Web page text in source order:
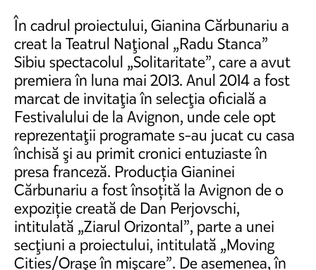
În cadrul proiectului, Gianina Cărbunariu a
creat la Teatrul Naţional „Radu Stanca”
Sibiu spectacolul „Solitaritate”, care a avut
premiera în luna mai 2013. Anul 2014 a fost
marcat de invitaţia în selecţia oficială a
Festivalului de la Avignon, unde cele opt
reprezentaţii programate s-au jucat cu casa
închisă şi au primit cronici entuziaste în
presa franceză. Producția Gianinei
Cărbunariu a fost însoțită la Avignon de o
expoziție creată de Dan Perjovschi,
intitulată „Ziarul Orizontal”, parte a unei
secţiuni a proiectului, intitulată „Moving
Cities/Oraşe în mişcare”. De asemenea, în